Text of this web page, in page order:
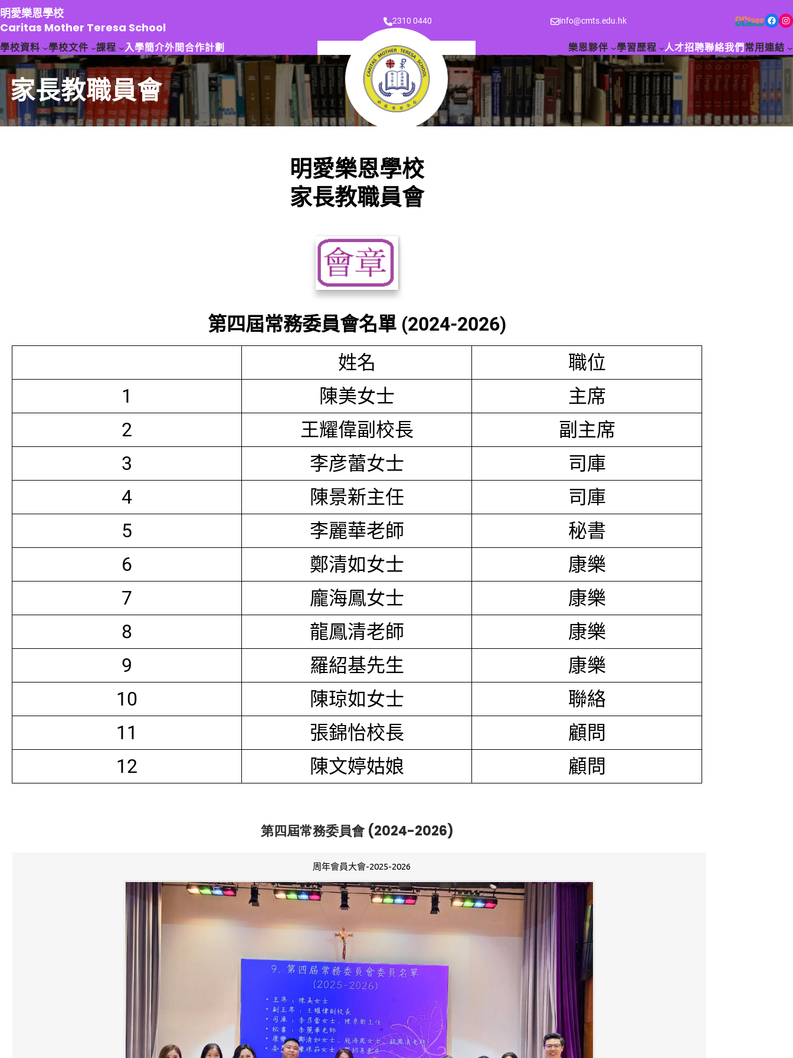
跳
至
主
要
容
明愛樂恩學校
Caritas Mother Teresa School
2310 0440 info@cmts.edu.hk Facebook Instagram
學校資料 學校文件 課程 入學簡介外間合作計劃 樂恩夥伴 學習歷程 人才招聘聯絡我們 常用連結
家長教職員會
明愛樂恩學校
家長教職員會
第四屆常務委員會名單 (2024-2026)
姓名
職位
1
陳美女士
主席
2
王耀偉副校長
副主席
3
李彦蕾女士
司庫
4
陳景新主任
司庫
5
李麗華老師
秘書
6
鄭清如女士
康樂
7
龐海鳳女士
康樂
8
龍鳳清老師
康樂
9
羅紹基先生
康樂
10
陳琼如女士
聯絡
11
張錦怡校長
顧問
12
陳文婷姑娘 顧問
第四屆常務委員會 (2024-2026)
周年會員大會-2025-2026